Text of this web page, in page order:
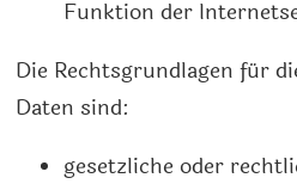
Funktion der
Die Rechtsgrundlagen für
Daten sind:
gesetzliche oder